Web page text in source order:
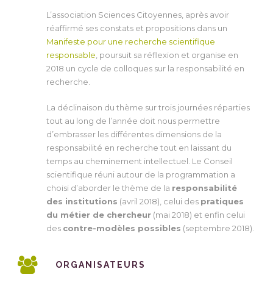
L’association Sciences Citoyennes, après avoir
réaffirmé ses constats et propositions dans un
Manifeste pour une recherche scientifique
responsable , poursuit sa réflexion et organise en
2018 un cycle de colloques sur la responsabilité en
recherche.
La déclinaison du thème sur trois journées réparties
tout au long de l’année doit nous permettre
d’embrasser les différentes dimensions de la
responsabilité en recherche tout en laissant du
temps au cheminement intellectuel. Le Conseil
scientifique réuni autour de la programmation a
choisi d’aborder le thème de la responsabilité
des institutions (avril 2018), celui des pratiques
du métier de chercheur (mai 2018) et enfin celui
des contre-modèles possibles (septembre 2018).
ORGANISATEURS